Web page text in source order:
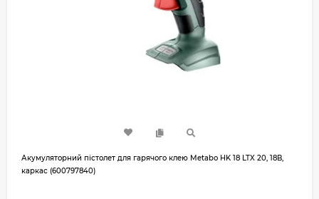
Акумуляторний пістолет для гарячого клею Metabo HK 18 LTX 20, 18В,
каркас (600797840)